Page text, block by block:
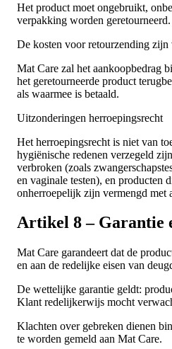
Het product moet ongebruikt,
verpakking worden geretourneerd.
De kosten voor retourzending
Mat Care zal het aankoopbedrag
het geretourneerde product
als waarmee is betaald.
Uitzonderingen herroepingsrecht
Het herroepingsrecht is niet van
hygiënische redenen verzegeld
verbroken (zoals
en vaginale testen), en producten
onherroepelijk zijn vermengd met
Artikel 8 – Garantie
Mat Care garandeert dat de
en aan de redelijke eisen van
De wettelijke garantie geldt:
Klant redelijkerwijs mocht
Klachten over gebreken dienen
te worden gemeld aan Mat Care.